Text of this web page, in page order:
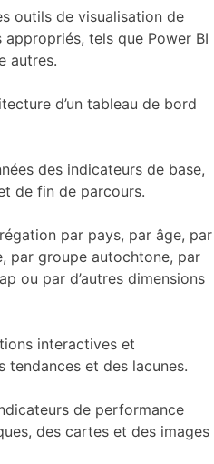
outils de visualisation de
appropriés, tels que Power BI
autres.
d’un tableau de bord
des indicateurs de base,
de fin de parcours.
par pays, par âge, par
par groupe autochtone, par
ou par d’autres dimensions
interactives et
tendances et des lacunes.
de performance
des cartes et des images